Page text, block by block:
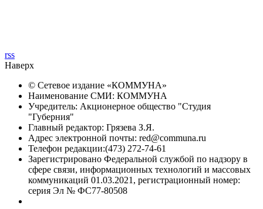
rss
Наверх
© Сетевое издание «КОММУНА»
Наименование СМИ: КОММУНА
Учредитель: Акционерное общество "Студия
"Губерния"
Главный редактор: Грязева З.Я.
Адрес электронной почты: red@communa.ru
Телефон редакции:(473) 272-74-61
Зарегистрировано Федеральной службой по надзору в
сфере связи, информационных технологий и массовых
коммуникаций 01.03.2021, регистрационный номер:
серия Эл № ФС77-80508